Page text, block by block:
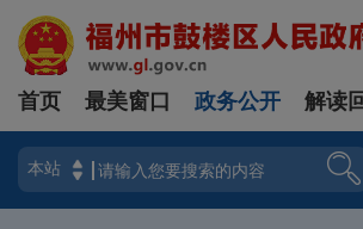
首页 最美窗口 政务公开 解读